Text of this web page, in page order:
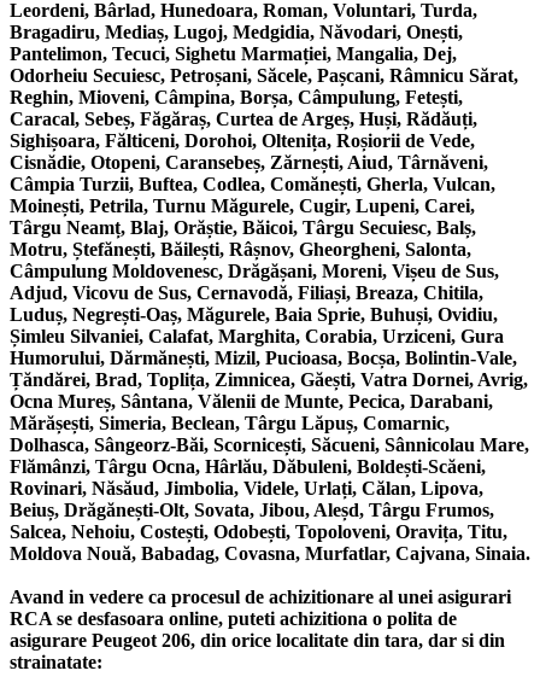
Leordeni, Bârlad, Hunedoara, Roman, Voluntari, Turda,
Bragadiru, Mediaș, Lugoj, Medgidia, Năvodari, Onești,
Pantelimon, Tecuci, Sighetu Marmației, Mangalia, Dej,
Odorheiu Secuiesc, Petroșani, Săcele, Pașcani, Râmnicu Sărat,
Reghin, Mioveni, Câmpina, Borșa, Câmpulung, Fetești,
Caracal, Sebeș, Făgăraș, Curtea de Argeș, Huși, Rădăuți,
Sighișoara, Fălticeni, Dorohoi, Oltenița, Roșiorii de Vede,
Cisnădie, Otopeni, Caransebeș, Zărnești, Aiud, Târnăveni,
Câmpia Turzii, Buftea, Codlea, Comănești, Gherla, Vulcan,
Moinești, Petrila, Turnu Măgurele, Cugir, Lupeni, Carei,
Târgu Neamț, Blaj, Orăștie, Băicoi, Târgu Secuiesc, Balș,
Motru, Ștefănești, Băilești, Râșnov, Gheorgheni, Salonta,
Câmpulung Moldovenesc, Drăgășani, Moreni, Vișeu de Sus,
Adjud, Vicovu de Sus, Cernavodă, Filiași, Breaza, Chitila,
Luduș, Negrești-Oaș, Măgurele, Baia Sprie, Buhuși, Ovidiu,
Șimleu Silvaniei, Calafat, Marghita, Corabia, Urziceni, Gura
Humorului, Dărmănești, Mizil, Pucioasa, Bocșa, Bolintin-Vale,
Țăndărei, Brad, Toplița, Zimnicea, Găești, Vatra Dornei, Avrig,
Ocna Mureș, Sântana, Vălenii de Munte, Pecica, Darabani,
Mărășești, Simeria, Beclean, Târgu Lăpuș, Comarnic,
Dolhasca, Sângeorz-Băi, Scornicești, Săcueni, Sânnicolau Mare,
Flămânzi, Târgu Ocna, Hârlău, Dăbuleni, Boldești-Scăeni,
Rovinari, Năsăud, Jimbolia, Videle, Urlați, Călan, Lipova,
Beiuș, Drăgănești-Olt, Sovata, Jibou, Aleșd, Târgu Frumos,
Salcea, Nehoiu, Costești, Odobești, Topoloveni, Oravița, Titu,
Moldova Nouă, Babadag, Covasna, Murfatlar, Cajvana, Sinaia.
Avand in vedere ca procesul de achizitionare al unei asigurari
RCA se desfasoara online, puteti achizitiona o polita de
asigurare Peugeot 206, din orice localitate din tara, dar si din
strainatate: